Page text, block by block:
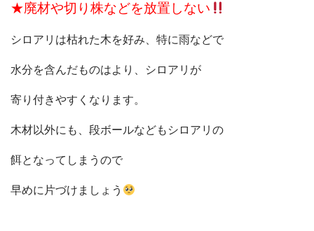
★廃材や切り株などを放置しない
シロアリは枯れた木を好み、特に雨などで
水分を含んだものはより、シロアリが
寄り付きやすくなります。
木材以外にも、段ボールなどもシロアリの
餌となってしまうので
早めに片づけましょう